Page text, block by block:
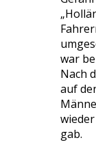
war
Nach
auf
gab.